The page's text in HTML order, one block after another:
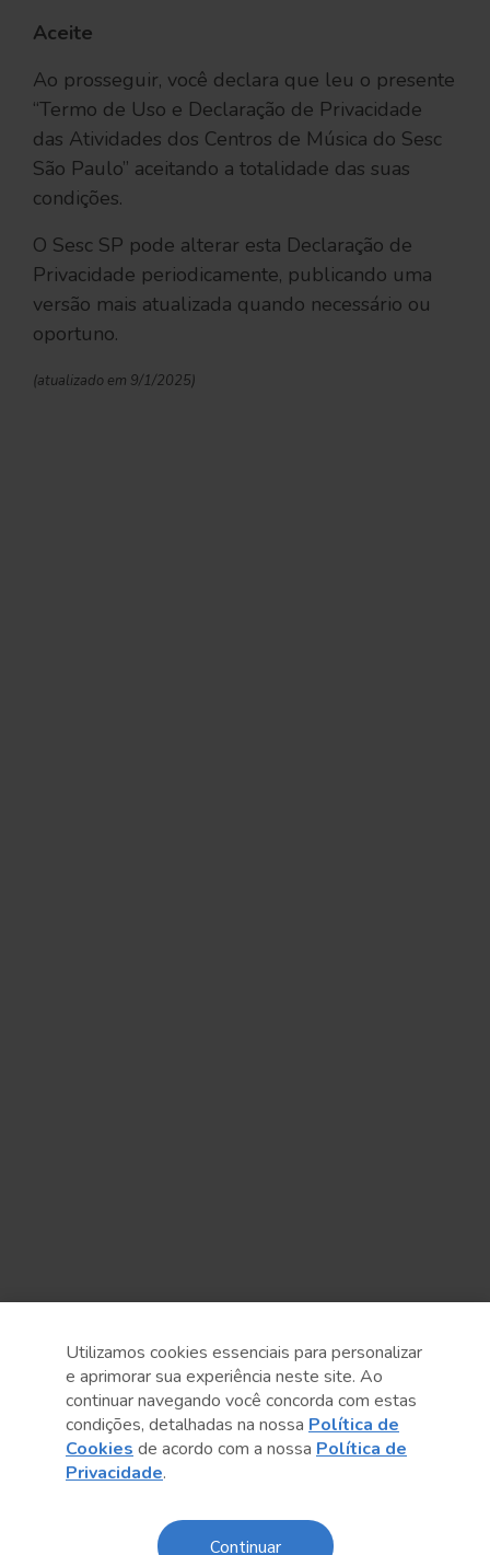
Aceite
Ao prosseguir, você declara que leu o presente
“Termo de Uso e Declaração de Privacidade
das Atividades dos Centros de Música do Sesc
São Paulo” aceitando a totalidade das suas
condições.
O Sesc SP pode alterar esta Declaração de
Privacidade periodicamente, publicando uma
versão mais atualizada quando necessário ou
oportuno.
(atualizado em 9/1/2025)
Sobre o Sesc
Utilizamos cookies essenciais para personalizar
e aprimorar sua experiência neste site. Ao
continuar navegando você concorda com estas
condições, detalhadas na nossa Política de
Cookies de acordo com a nossa Política de
Privacidade.
Continuar